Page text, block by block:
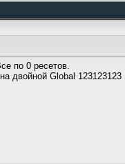
по 0 ресетов.
двойной Global 123123123